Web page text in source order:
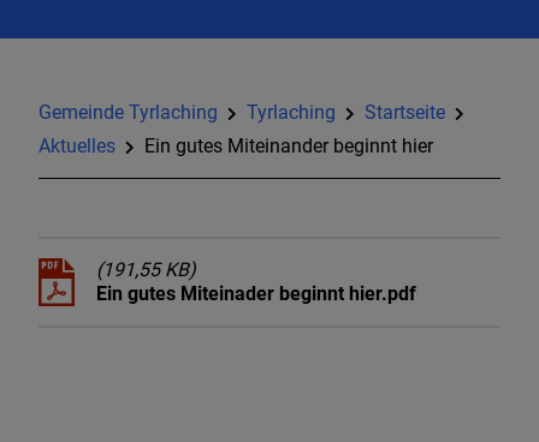
Gemeinde Tyrlaching Tyrlaching
Startseite
Aktuelles
Ein gutes Miteinander beginnt hier
(191,55 KB)
Ein gutes Miteinader beginnt hier.pdf